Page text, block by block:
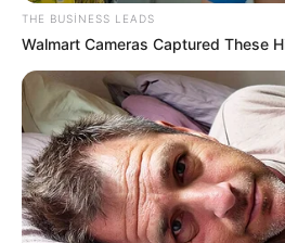
THE BUSINESS LEADS
Walmart Cameras Captured These